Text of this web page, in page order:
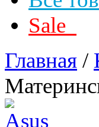
Sale
Главная /